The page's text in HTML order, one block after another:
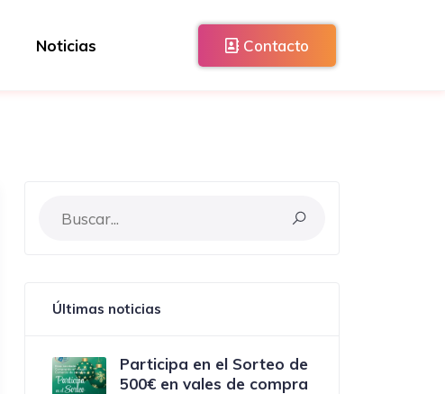
Noticias Contacto
Últimas noticias
Participa en el Sorteo de
500€ en vales de compra